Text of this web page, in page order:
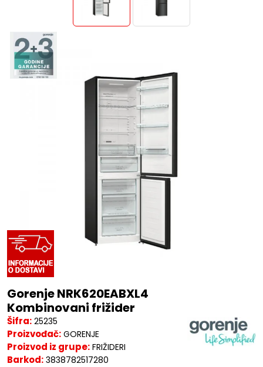
Gorenje NRK620EABXL4
Kombinovani frižider
Šifra: 25235
Proizvođač: GORENJE
Proizvod iz grupe: FRIŽIDERI
Barkod: 3838782517280